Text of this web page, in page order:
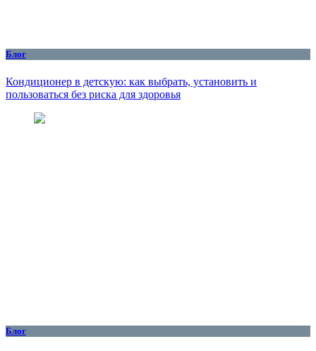
Блог
Кондиционер в детскую: как выбрать, установить и
пользоваться без риска для здоровья
Блог